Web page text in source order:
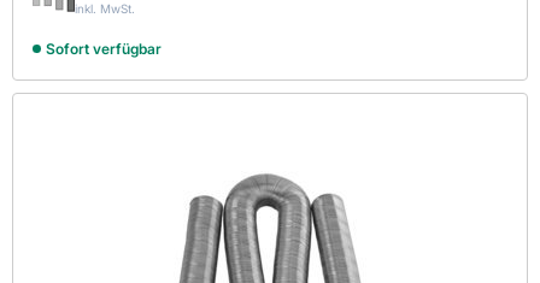
inkl. MwSt.
Sofort verfügbar